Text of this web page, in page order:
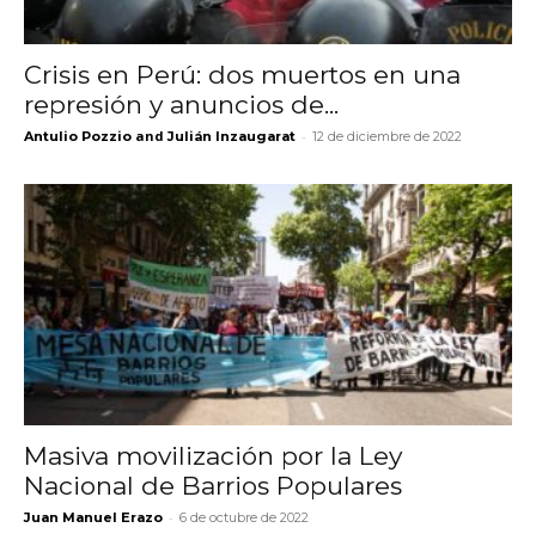
Crisis en Perú: dos muertos en una
represión y anuncios de...
Antulio Pozzio andJulián Inzaugarat - 12 de diciembre de 2022
Masiva movilización por la Ley
Nacional de Barrios Populares
Juan Manuel Erazo - 6 de octubre de 2022